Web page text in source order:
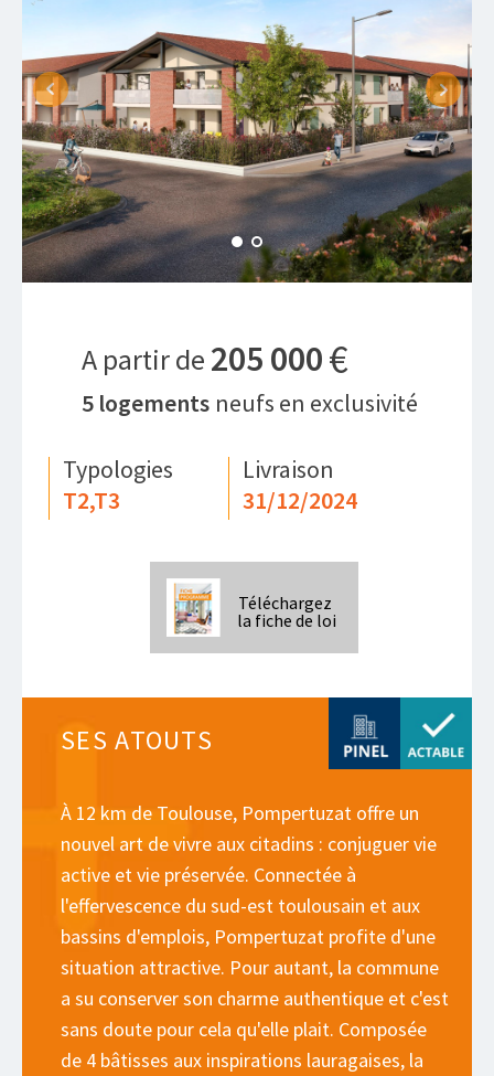
A partir de 205 000€
5logements neufs en exclusivité
Typologies
T2,T3
Livraison
31/12/2024
Téléchargez
la fiche de loi
SES ATOUTS
À 12 km de Toulouse, Pompertuzat offre un
nouvel art de vivre aux citadins : conjuguer vie
active et vie préservée. Connectée à
l'effervescence du sud-est toulousain et aux
bassins d'emplois, Pompertuzat profite d'une
situation attractive. Pour autant, la commune
a su conserver son charme authentique et c'est
sans doute pour cela qu'elle plait. Composée
de 4 bâtisses aux inspirations lauragaises, la